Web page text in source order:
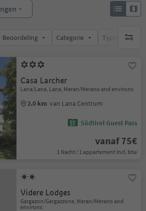
Beoordeling Categorie Type catering
geen
Casa Larcher
Lana/Lana, Lana, Meran/Merano and environs
2.0 km van Lana Centrum
Südtirol Guest Pass
vanaf 75€
1 Nacht / 1 appartement Incl. btw
Videre Lodges
Gargazon/Gargazzone, Meran/Merano and
environs